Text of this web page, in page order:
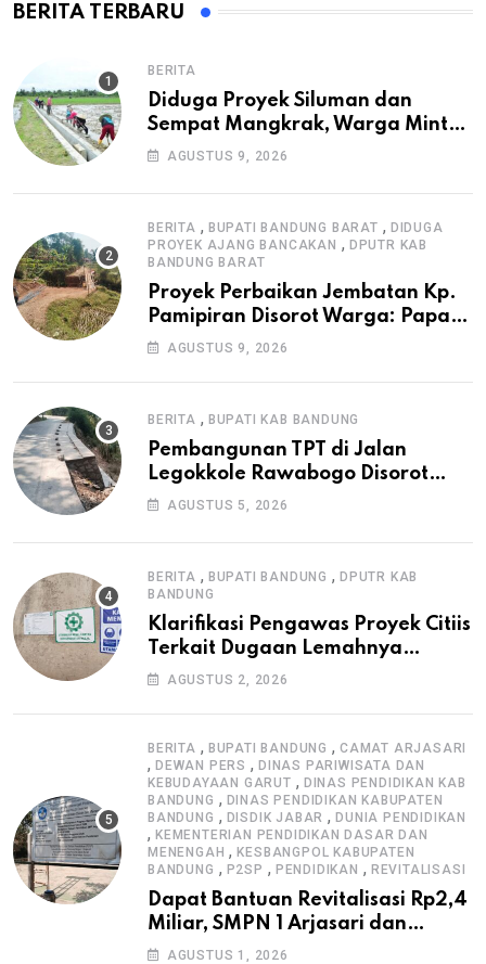
BERITA TERBARU
BERITA
Diduga Proyek Siluman dan
Sempat Mangkrak, Warga Minta
APH Usut Tuntas Pembangunan
AGUSTUS 9, 2026
BERITA , BUPATI BANDUNG BARAT , DIDUGA
PROYEK AJANG BANCAKAN , DPUTR KAB
BANDUNG BARAT
Proyek Perbaikan Jembatan Kp.
Pamipiran Disorot Warga: Papan
Informasi Tak Cantumkan PPK,
AGUSTUS 9, 2026
BERITA , BUPATI KAB BANDUNG
Pembangunan TPT di Jalan
Legokkole Rawabogo Disorot
Warga, Selesai Tanpa Papan
AGUSTUS 5, 2026
BERITA , BUPATI BANDUNG ,DPUTR KAB
BANDUNG
Klarifikasi Pengawas Proyek Citiis
Terkait Dugaan Lemahnya
Pengawasan K3
AGUSTUS 2, 2026
BERITA , BUPATI BANDUNG ,CAMAT ARJASARI
, DEWAN PERS , DINAS PARIWISATA DAN
KEBUDAYAAN GARUT , DINAS PENDIDIKAN KAB
BANDUNG , DINAS PENDIDIKAN KABUPATEN
BANDUNG , DISDIK JABAR ,DUNIA PENDIDIKAN
, KEMENTERIAN PENDIDIKAN DASAR DAN
MENENGAH ,KESBANGPOL KABUPATEN
BANDUNG , P2SP , PENDIDIKAN , REVITALISASI
Dapat Bantuan Revitalisasi Rp2,4
Miliar, SMPN 1 Arjasari dan
Masyarakat Sambut Antusias
AGUSTUS 1, 2026